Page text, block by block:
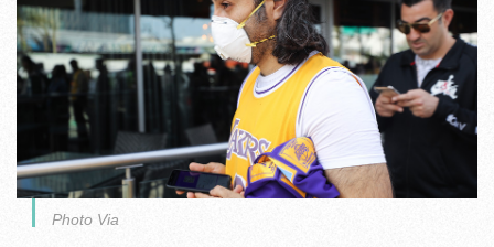
Photo Via